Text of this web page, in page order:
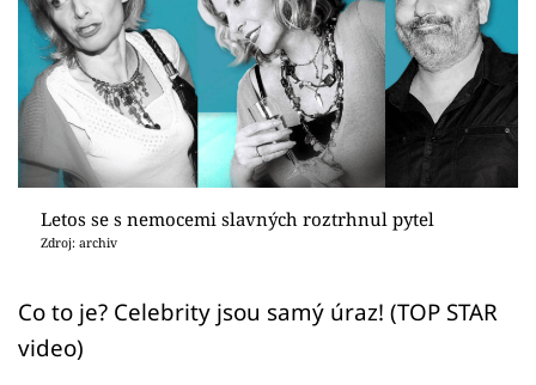
Virály
Sex a vztahy
Videa
Sledujte prima+
Přihlášení
Sledujte nás
Letos se s nemocemi slavných roztrhnul pytel
Zdroj: archiv
Co to je? Celebrity jsou samý úraz! (TOP STAR
video)